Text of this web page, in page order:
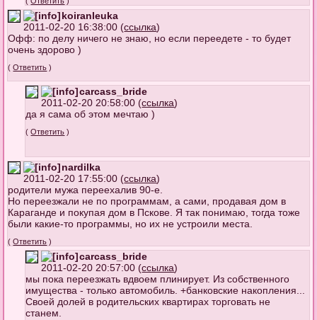
koiranleuka
2011-02-20 16:38:00 (ссылка)
Офф: по делу ничего не знаю, но если переедете - то будет
очень здорово )
(Ответить )
carcass_bride
2011-02-20 20:58:00 (ссылка)
да я сама об этом мечтаю )
(Ответить )
nardilka
2011-02-20 17:55:00 (ссылка)
родители мужа переехалив 90-е.
Но переезжали не по программам, а сами, продавая дом в
Караганде и покупая дом в Пскове. Я так понимаю, тогда тоже
были какие-то программы, но их не устроили места.
(Ответить )
carcass_bride
2011-02-20 20:57:00 (ссылка)
мы пока переезжать вдвоем плинирует. Из собственного
имущества - только автомобиль. +банковские накопления...
Своей долей в родительских квартирах торговать не
станем.